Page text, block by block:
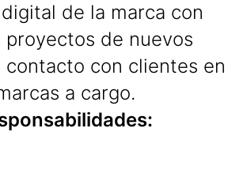
de la marca con
de nuevos
con clientes en
a cargo.